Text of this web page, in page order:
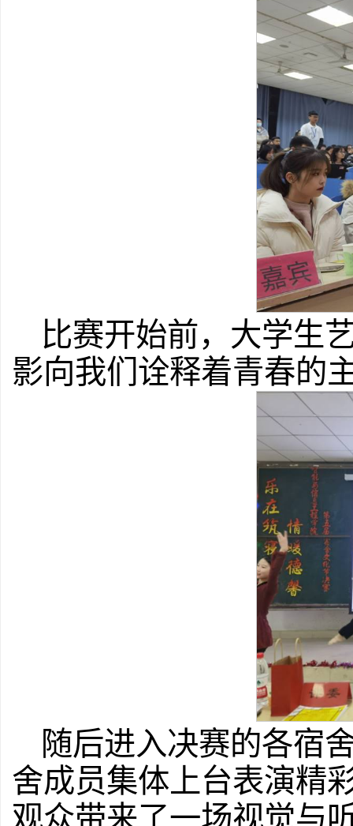
比赛开始前，大学生
影向我们诠释着青春的
随后进入决赛的各宿
舍成员集体上台表演精
观众带来了一场视觉与